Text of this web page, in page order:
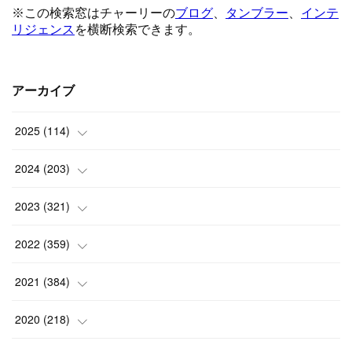
アーカイブ
2025 (114)
(1)
(8)
(6)
(9 )
( 5 )
2024 (203)
(24)
(10)
(18)
(17)
2023 (321)
(25)
(17)
(35)
2022 (359)
(42)
(37)
2021 (384)
(9)
2020 (218)